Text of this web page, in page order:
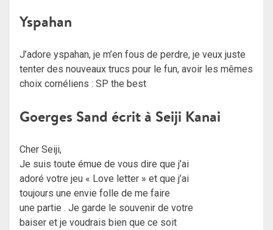
Yspahan
J’adore yspahan, je m’en fous de perdre, je veux juste
tenter des nouveaux trucs pour le fun, avoir les mêmes
choix cornéliens : SP the best
Goerges Sand écrit à Seiji Kanai
Cher Seiji,
Je suis toute émue de vous dire que j’ai
adoré votre jeu « Love letter » et que j’ai
toujours une envie folle de me faire
une partie . Je garde le souvenir de votre
baiser et je voudrais bien que ce soit